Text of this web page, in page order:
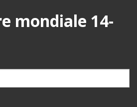
mondiale 14-